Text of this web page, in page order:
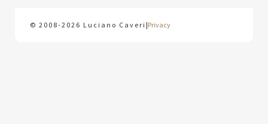
© 2008-2026 Luciano Caveri |Privacy